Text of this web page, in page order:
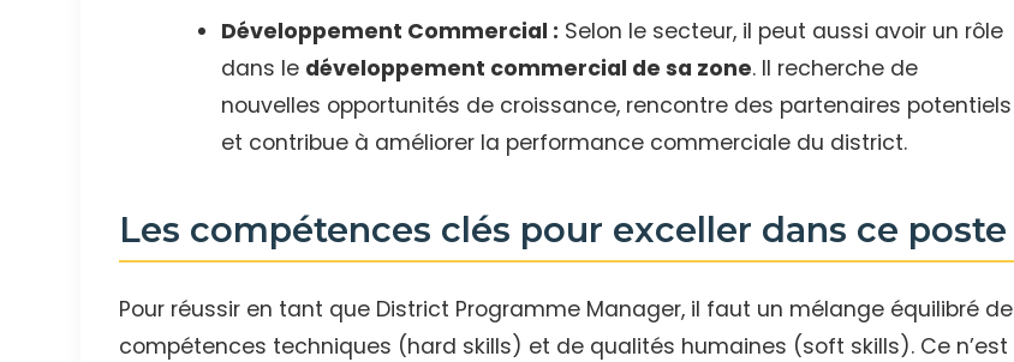
Développement Commercial : Selon le secteur, il peut aussi avoir un rôle
dans le développement commercial de sa zone. Il recherche de
nouvelles opportunités de croissance, rencontre des partenaires potentiels
et contribue à améliorer la performance commerciale du district.
Les compétences clés pour exceller dans ce poste
Pour réussir en tant que District Programme Manager, il faut un mélange équilibré de
compétences techniques (hard skills) et de qualités humaines (soft skills). Ce n’est